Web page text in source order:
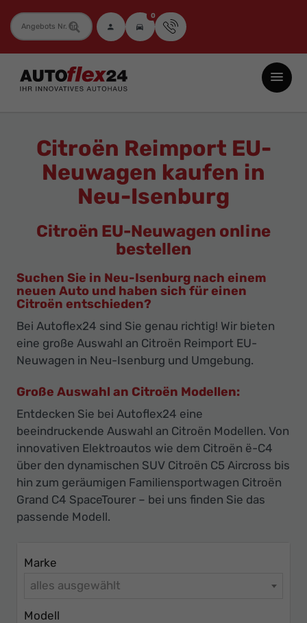
Fahrzeugnummer 0
Autoflex24
GmbH
Neuwagen
Jahreswagen
Preisen
-
Ihr
Innovatives
Autohaus
Citroën Reimport EU-
Neuwagen kaufen in
Neu-Isenburg
Citroën EU-Neuwagen online
bestellen
Suchen Sie in Neu-Isenburg nach einem
neuen Auto und haben sich für einen
Citroën entschieden?
Bei Autoflex24 sind Sie genau richtig! Wir bieten
eine große Auswahl an Citroën Reimport EU-
Neuwagen in Neu-Isenburg und Umgebung.
Große Auswahl an Citroën Modellen:
Entdecken Sie bei Autoflex24 eine
beeindruckende Auswahl an Citroën Modellen. Von
innovativen Elektroautos wie dem Citroën ë-C4
über den dynamischen SUV Citroën C5 Aircross bis
hin zum geräumigen Familiensportwagen Citroën
Grand C4 SpaceTourer – bei uns finden Sie das
passende Modell.
Marke
alles ausgewählt
Modell